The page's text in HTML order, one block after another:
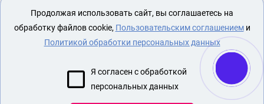
О МАГАЗИНЕ
ОПЛАТА И ДОСТАВКА
ЭРОТИЧЕСКОЕ БЕЛЬЕ
Продолжая использовать сайт, вы соглашаетесь на
обработку файлов cookie, Пользовательским соглашениеми
Политикой обработки персональных данных
Я согласен с обработкой
персональных данных